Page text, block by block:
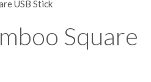
USB Stick
Square